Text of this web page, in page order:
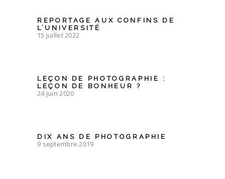
REPORTAGE AUX CONFINS DE
L’UNIVERSITÉ
15 juillet 2022
LEÇON DE PHOTOGRAPHIE :
LEÇON DE BONHEUR ?
24 juin 2020
DIX ANS DE PHOTOGRAPHIE
9 septembre 2019